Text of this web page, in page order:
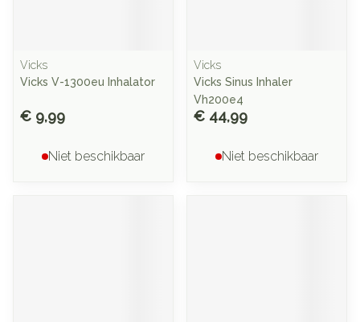
Vicks
Vicks V-1300eu Inhalator
€ 9,99
Niet beschikbaar
Vicks
Vicks Sinus Inhaler
Vh200e4
€ 44,99
Niet beschikbaar